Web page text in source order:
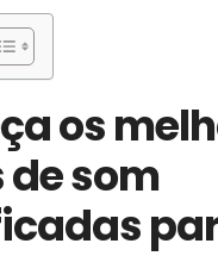
os
som